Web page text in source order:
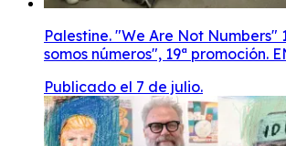
Palestine. "We Are Not Numbers"
somos números", 19ª promoción.
Publicado el 7 de julio.